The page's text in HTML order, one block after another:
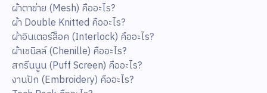
ผ้าตาข่าย (Mesh) คืออะไร?
ผ้า Double Knitted คืออะไร?
ผ้าอินเตอร์ล็อค (Interlock) คืออะไร?
ผ้าเชนิลล์ (Chenille) คืออะไร?
สกรีนนูน (Puff Screen) คืออะไร?
งานปัก (Embroidery) คืออะไร?